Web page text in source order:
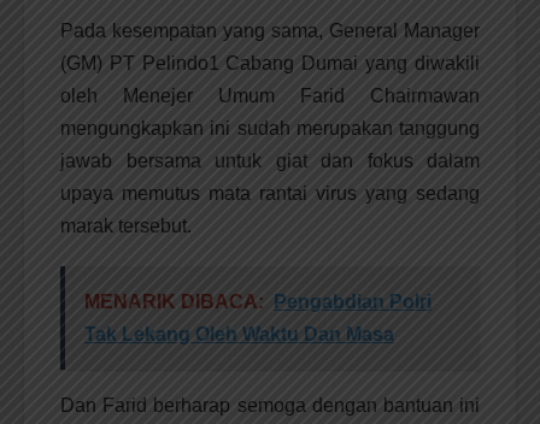
Pada kesempatan yang sama, General Manager
(GM) PT Pelindo1 Cabang Dumai yang diwakili
oleh Menejer Umum Farid Chairmawan
mengungkapkan ini sudah merupakan tanggung
jawab bersama untuk giat dan fokus dalam
upaya memutus mata rantai virus yang sedang
marak tersebut.
MENARIK DIBACA:
Pengabdian Polri
Tak Lekang Oleh Waktu Dan Masa
Dan Farid berharap semoga dengan bantuan ini